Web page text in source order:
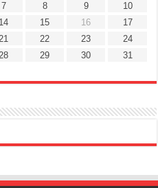
7 8 9
10
14 15 16
17
22 23
24
29 30
31